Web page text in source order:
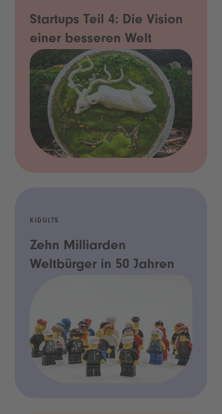
Startups Teil 4: Die Vision
einer besseren Welt
KIDULTS
Zehn Milliarden
Weltbürger in 50 Jahren